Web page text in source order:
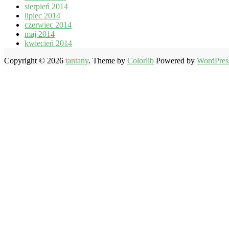
sierpień 2014
lipiec 2014
czerwiec 2014
maj 2014
kwiecień 2014
Copyright © 2026 tantany. Theme by Colorlib Powered by